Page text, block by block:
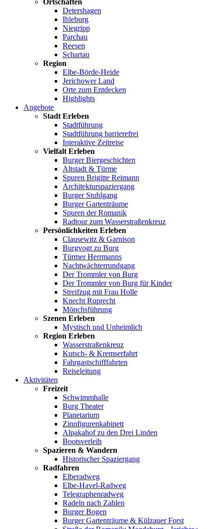
Ortschaften
Detershagen
Ihleburg
Niegripp
Parchau
Reesen
Schartau
Region
Elbe-Börde-Heide
Jerichower Land
Orte zum Entdecken
Highlights
Angebote
Stadt Erleben
Stadtführung
Stadtführung barrierefrei
Interaktive Zeitreise
Vielfalt Erleben
Burger Biergeschichten
Altstadt & Türme
Spuren Brigitte Reimann
Architekturspaziergang
Burger Stuhlgang
Burger Gartenträume
Spuren der Romanik
Radtour zum Wasserstraßenkreuz
Persönlichkeiten Erleben
Clausewitz & Garnison
Burgvogt zu Burg
Türmer Herrmanns
Nachtwächterrundgang
Der Trommler von Burg
Der Trommler von Burg für Kinder
Streifzug mit Frau Holle
Knecht Ruprecht
Mönchsführung
Szenen Erleben
Mystisch und Unheimlich
Region Erleben
Wasserstraßenkreuz
Kutsch- & Kremserfahrt
Fahrgastschifffahrten
Reiseleitung
Aktivitäten
Freizeit
Schwimmhalle
Burg Theater
Planetarium
Zinnfigurenkabinett
Alpakahof zu den Drei Linden
Bootsverleih
Spazieren & Wandern
Historischer Spaziergang
Radfahren
Elberadweg
Elbe-Havel-Radweg
Telegraphenradweg
Radeln nach Zahlen
Burger Bogen
Burger Gartenträume & Külzauer Forst